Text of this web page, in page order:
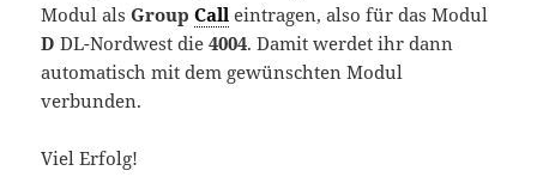
Modul alsGroupCall eintragen, also für das Modul
D DL-Nordwest die4004. Damit werdet ihr dann
automatisch mit dem gewünschten Modul
verbunden.
Viel Erfolg!